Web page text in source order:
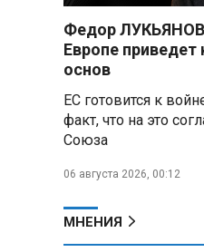
политика —
Госдумы
Владимир
военного
крупные
Федор
Европе приведет
основ
ЕС готовится к
факт, что на это
Союза
06 августа 2026, 00:12
МНЕНИЯ